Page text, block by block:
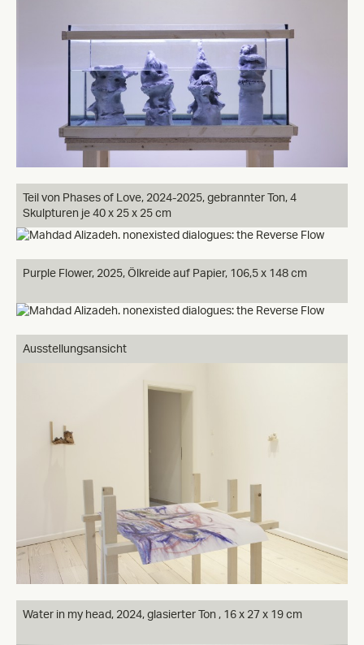
Teil von Phases of Love, 2024-2025, gebrannter Ton, 4
Skulpturen je 40 x 25 x 25 cm
Purple Flower, 2025, Ölkreide auf Papier, 106,5 x 148 cm
Ausstellungsansicht
Water in my head, 2024, glasierter Ton , 16 x 27 x 19 cm